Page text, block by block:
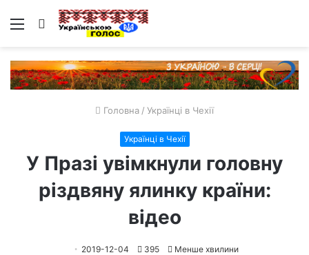
Меню Пошук
Головна / Українці в Чехії
Українці в Чехії
У Празі увімкнули головну
різдвяну ялинку країни:
відео
2019-12-04 395 Менше хвилини